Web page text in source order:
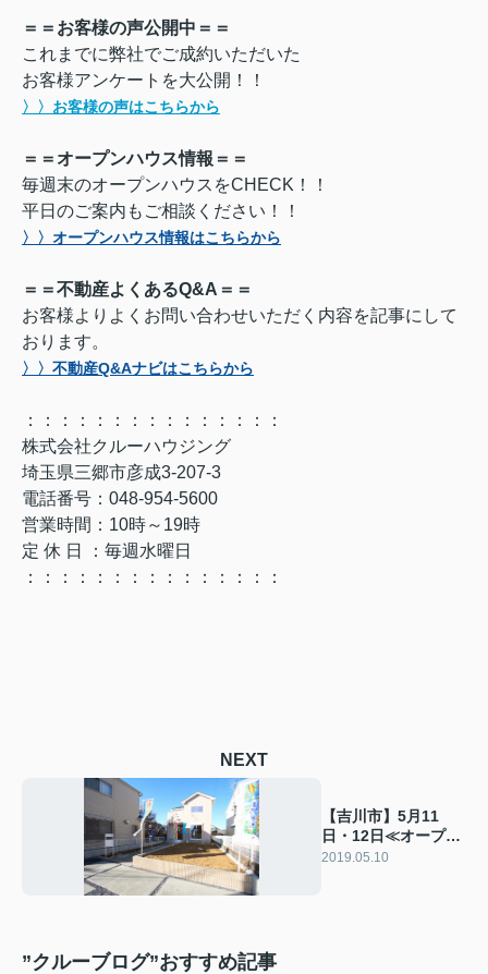
＝＝お客様の声公開中＝＝
これまでに弊社でご成約いただいた
お客様アンケートを大公開！！
〉〉お客様の声はこちらから
＝＝オープンハウス情報＝＝
毎週末のオープンハウスをCHECK！！
平日のご案内もご相談ください！！
〉〉オープンハウス情報はこちらから
＝＝不動産よくあるQ&A＝＝
お客様よりよくお問い合わせいただく内容を記事にして
おります。
〉〉不動産Q&Aナビはこちらから
：：：：：：：：：：：：：：：
株式会社クルーハウジング
埼玉県三郷市彦成3-207-3
電話番号：048-954-5600
営業時間：10時～19時
定 休 日 ：毎週水曜日
：：：：：：：：：：：：：：：
NEXT
【吉川市】5月11
日・12日≪オープン
ハウスはこちら≫
2019.05.10
”クルーブログ”おすすめ記事